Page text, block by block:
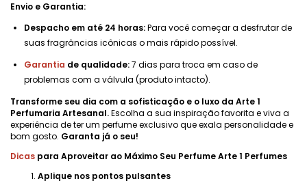
Envio e Garantia:
Despacho em até 24 horas:Para você começar a desfrutar de
suas fragrâncias icônicas o mais rápido possível.
Garantia de qualidade:7 dias para troca em caso de
problemas com a válvula (produto intacto).
Transforme seu dia com a sofisticação e o luxo da Arte 1
Perfumaria Artesanal.Escolha a sua inspiração favorita e viva a
experiência de ter um perfume exclusivo que exala personalidade e
bom gosto. Garanta já o seu!
Dicas para Aproveitar ao Máximo Seu Perfume Arte 1 Perfumes
Aplique nos pontos pulsantes